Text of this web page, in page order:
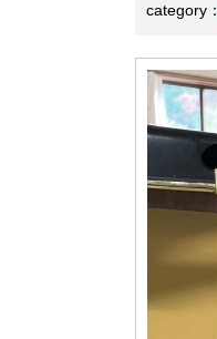
category：